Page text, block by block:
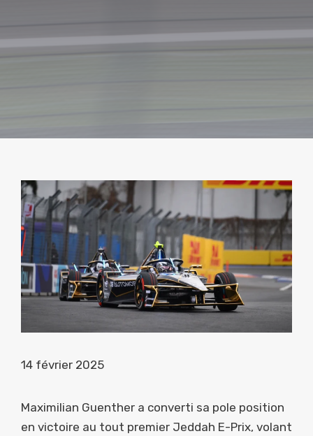
14 février 2025
Maximilian Guenther a converti sa pole position
en victoire au tout premier Jeddah E-Prix, volant